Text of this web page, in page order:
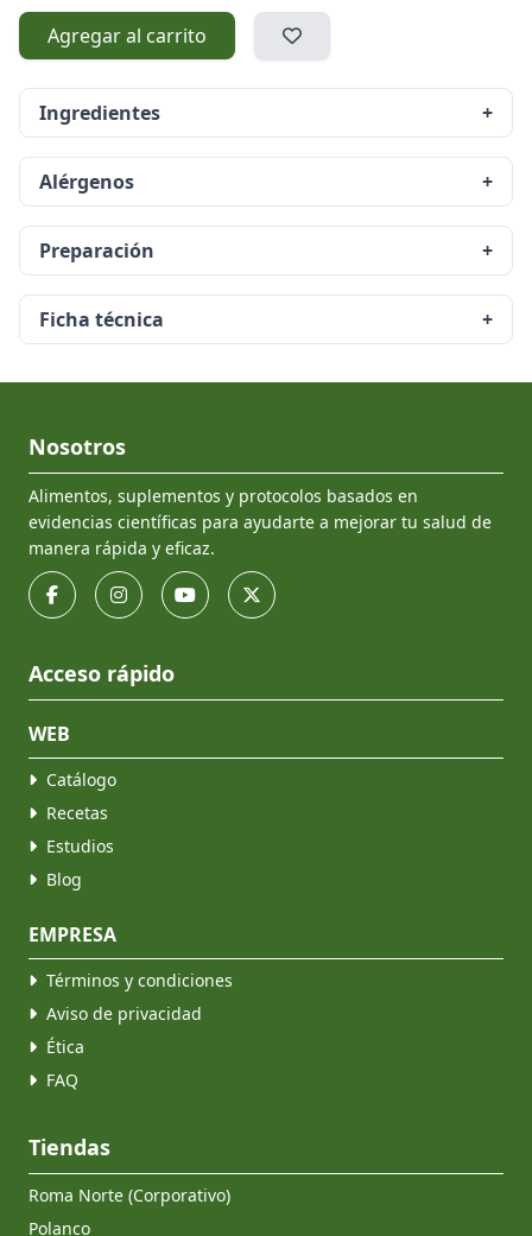
Agregar al carrito
Ingredientes +
Alérgenos +
Preparación +
Ficha técnica +
Nosotros
Alimentos, suplementos y protocolos basados en
evidencias científicas para ayudarte a mejorar tu salud de
manera rápida y eficaz.
Acceso rápido
WEB
Catálogo
Recetas
Estudios
Blog
EMPRESA
Términos y condiciones
Aviso de privacidad
Ética
FAQ
Tiendas
Roma Norte (Corporativo)
Polanco